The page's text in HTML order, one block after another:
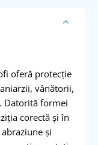
oferă protecție
vânătorii,
Datorită formei
corectă și în
și